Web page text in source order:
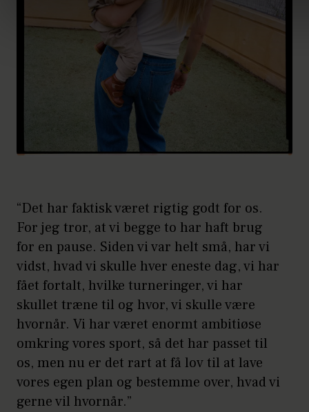
“Det har faktisk været rigtig godt for os.
For jeg tror, at vi begge to har haft brug
for en pause. Siden vi var helt små, har vi
vidst, hvad vi skulle hver eneste dag, vi har
fået fortalt, hvilke turneringer, vi har
skullet træne til og hvor, vi skulle være
hvornår. Vi har været enormt ambitiøse
omkring vores sport, så det har passet til
os, men nu er det rart at få lov til at lave
vores egen plan og bestemme over, hvad vi
gerne vil hvornår.”